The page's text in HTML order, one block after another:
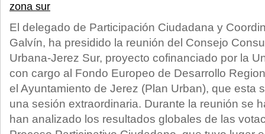
zona sur
El delegado de Participación Ciudadana y
Galvín, ha presidido la reunión del Consejo
Urbana-Jerez Sur, proyecto cofinanciado por la
con cargo al Fondo Europeo de Desarrollo
el Ayuntamiento de Jerez (Plan Urban), que esta
una sesión extraordinaria. Durante la reunión se
han analizado los resultados globales de las